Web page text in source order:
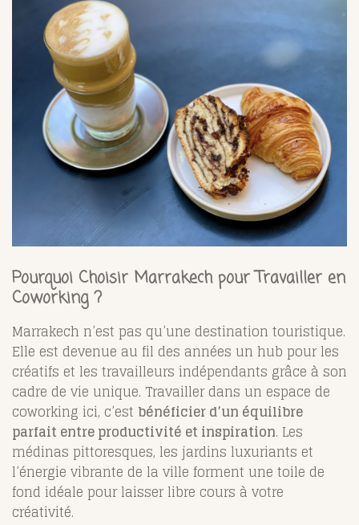
Pourquoi Choisir Marrakech pour Travailler en
Coworking ?
Marrakech n’est pas qu’une destination touristique.
Elle est devenue au fil des années un hub pour les
créatifs et les travailleurs indépendants grâce à son
cadre de vie unique. Travailler dans un espace de
coworking ici, c’est bénéficier d’un équilibre
parfait entre productivité et inspiration. Les
médinas pittoresques, les jardins luxuriants et
l’énergie vibrante de la ville forment une toile de
fond idéale pour laisser libre cours à votre
créativité.